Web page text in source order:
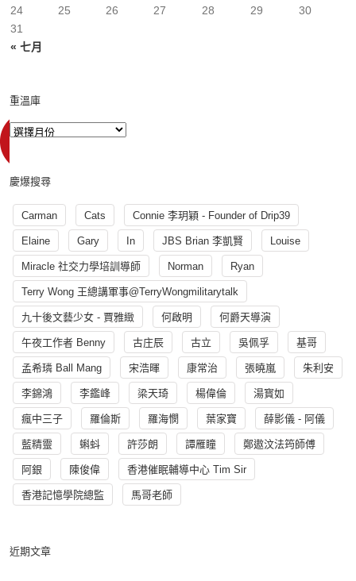
« 七月
24
25 26 27 28 29
30
31
重溫庫
慶爆搜尋
Carman Cats Connie 李玥穎 - Founder of Drip39
Elaine Gary In JBS Brian 李凱賢 Louise
Miracle 社交力學培訓導師 Norman Ryan
Terry Wong 王總講軍事@TerryWongmilitarytalk
九十後文藝少女 - 賈雅緻 何啟明 何爵天導演
午夜工作者 Benny 古庄辰 古立 吳佩孚 基哥
孟希璘 Ball Mang 宋浩暉 康常治 張曉嵐 朱利安
李錦鴻 李鑑峰 梁天琦 楊偉倫 湯寳如
瘋中三子 羅倫斯 羅海憫 葉家寶 薛影儀 - 阿儀
藍精靈 蝌蚪 許莎朗 譚雁瞳 鄭遨汶法筠師傅
阿銀 陳俊偉 香港催眠輔導中心 Tim Sir
香港記憶學院總監 馬哥老師
近期文章